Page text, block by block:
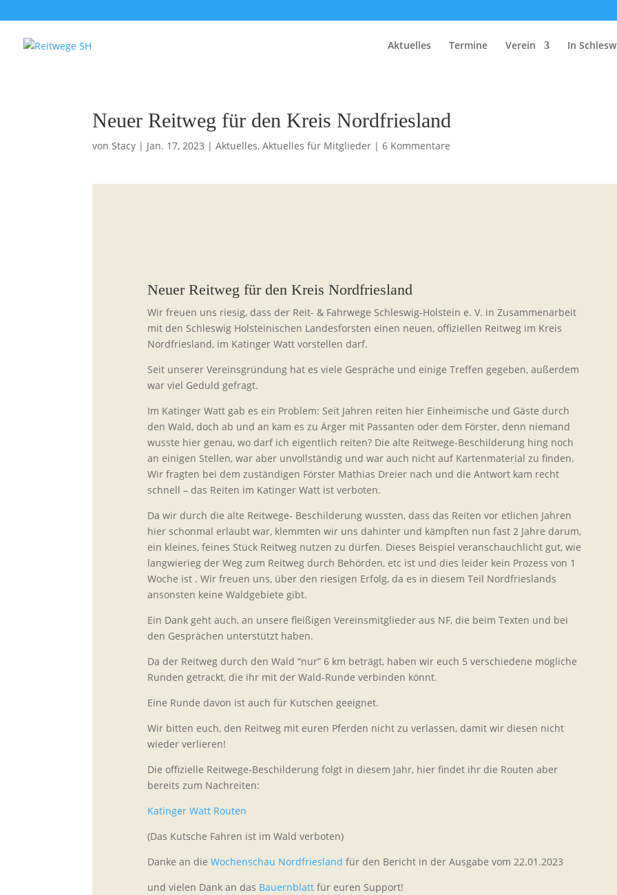
Aktuelles Termine Verein In
Neuer Reitweg für den Kreis Nordfriesland
vonStacy | Jan. 17, 2023 |Aktuelles,Aktuelles für Mitglieder |6 Kommentare
Neuer Reitweg für den Kreis Nordfriesland
Wir freuen uns riesig, dass der Reit- & Fahrwege Schleswig-Holstein e. V. in Zusammenarbeit
mit den Schleswig Holsteinischen Landesforsten einen neuen, offiziellen Reitweg im Kreis
Nordfriesland, im Katinger Watt vorstellen darf.
Seit unserer Vereinsgründung hat es viele Gespräche und einige Treffen gegeben, außerdem
war viel Geduld gefragt.
Im Katinger Watt gab es ein Problem: Seit Jahren reiten hier Einheimische und Gäste durch
den Wald, doch ab und an kam es zu Ärger mit Passanten oder dem Förster, denn niemand
wusste hier genau, wo darf ich eigentlich reiten? Die alte Reitwege-Beschilderung hing noch
an einigen Stellen, war aber unvollständig und war auch nicht auf Kartenmaterial zu finden.
Wir fragten bei dem zuständigen Förster Mathias Dreier nach und die Antwort kam recht
schnell – das Reiten im Katinger Watt ist verboten.
Da wir durch die alte Reitwege- Beschilderung wussten, dass das Reiten vor etlichen Jahren
hier schonmal erlaubt war, klemmten wir uns dahinter und kämpften nun fast 2 Jahre darum,
ein kleines, feines Stück Reitweg nutzen zu dürfen. Dieses Beispiel veranschauchlicht gut, wie
langwierieg der Weg zum Reitweg durch Behörden, etc ist und dies leider kein Prozess von 1
Woche ist . Wir freuen uns, über den riesigen Erfolg, da es in diesem Teil Nordfrieslands
ansonsten keine Waldgebiete gibt.
Ein Dank geht auch, an unsere fleißigen Vereinsmitglieder aus NF, die beim Texten und bei
den Gesprächen unterstützt haben.
Da der Reitweg durch den Wald “nur” 6 km beträgt, haben wir euch 5 verschiedene mögliche
Runden getrackt, die ihr mit der Wald-Runde verbinden könnt.
Eine Runde davon ist auch für Kutschen geeignet.
Wir bitten euch, den Reitweg mit euren Pferden nicht zu verlassen, damit wir diesen nicht
wieder verlieren!
Die offizielle Reitwege-Beschilderung folgt in diesem Jahr, hier findet ihr die Routen aber
bereits zum Nachreiten:
Katinger Watt Routen
(Das Kutsche Fahren ist im Wald verboten)
Danke an die Wochenschau Nordfriesland für den Bericht in der Ausgabe vom 22.01.2023
und vielen Dank an das Bauernblattfür euren Support!